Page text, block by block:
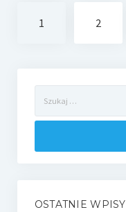
1 2
OSTATNIE WPISY